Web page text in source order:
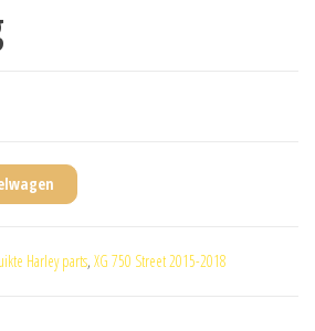
Harley parts, XG 750 Street 2015-2018